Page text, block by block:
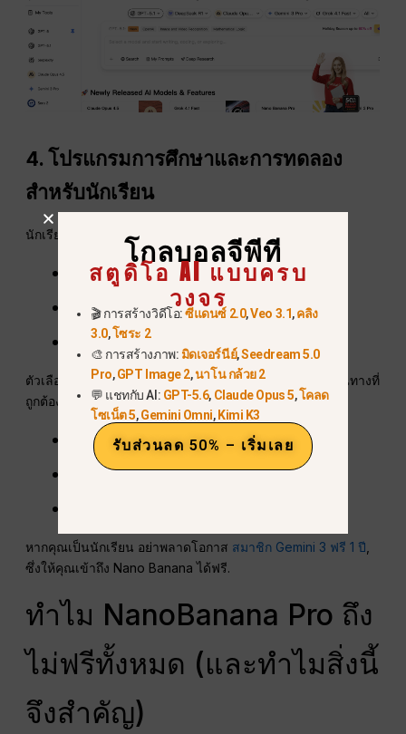
4. โปรแกรมการศึกษาและการทดลอง
สำหรับนักเรียน
นักเรียนอาจได้รับ:
โควตา API พิเศษ
การเข้าถึงแบบจำลองการวิจัยขนาดเล็ก
คุณสมบัติสตูดิโอ AI แบบจำกัด
ตัวเลือกเหล่านี้มีการเปลี่ยนแปลงในแต่ละปี แต่ยังคงเป็นเส้นทางที่
ถูกต้องสำหรับ:
นักเรียนการเขียนโปรแกรม
ผู้เรียน ML
หากคุณเป็นนักเรียน อย่าพลาดโอกาส สมาชิก Gemini 3 ฟรี 1 ปี
ซึ่งให้คุณเข้าถึง Nano Banana ได้ฟรี.
ทำไม NanoBanana Pro ถึง
ไม่ฟรีทั้งหมด (และทำไมสิ่งนี้
จึงสำคัญ)
โกลบอลจีพีที
สตูดิโอ AI แบบครบ
วงจร
🎬 การสร้างวิดีโอ:ซีแดนซ์ 2.0,Veo 3.1,คลิง
3.0,โซระ 2
🎨 การสร้างภาพ: มิดเจอร์นีย์,Seedream 5.0
Pro,GPT Image 2,นาโน กล้วย 2
💬 แชทกับ AI: GPT-5.6, Claude Opus 5,โคลด
โซเน็ต 5,Gemini Omni,Kimi K3
รับส่วนลด 50% – เริ่มเลย